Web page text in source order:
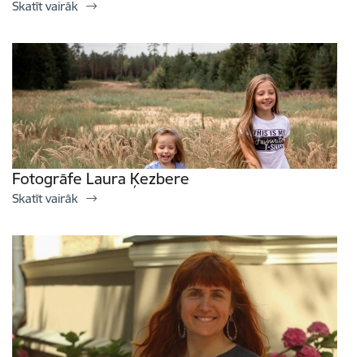
Skatīt vairāk
Fotogrāfe Laura Ķezbere
Skatīt vairāk